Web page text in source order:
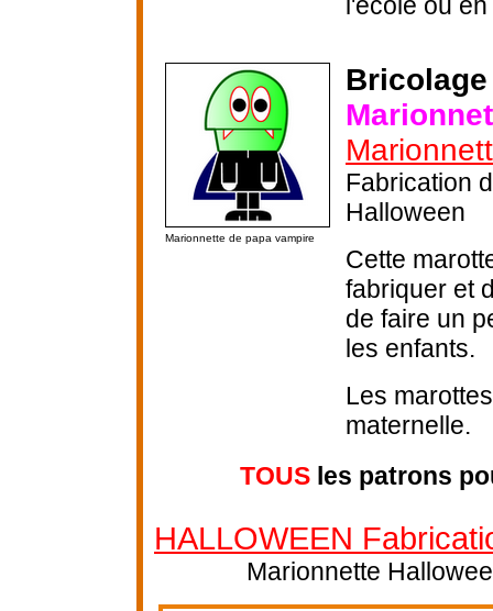
Marionnette de papa vampire
Fabrication
Halloween
Cette
fabriquer et
de faire un
les enfants.
Les
maternelle.
TOUS les patrons
HALLOWEEN
Marionnette